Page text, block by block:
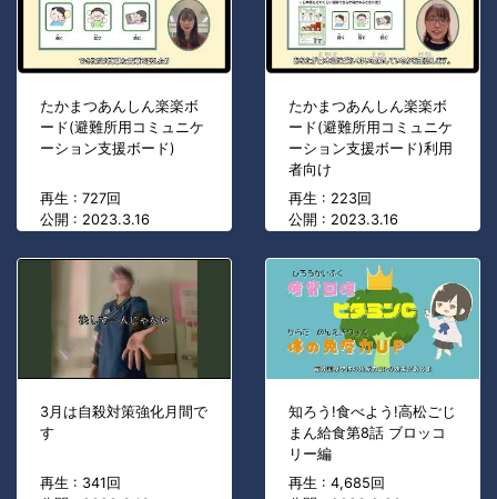
たかまつあんしん楽楽ボ
ード(避難所用コミュニケ
ーション支援ボード)
再生 : 727回
公開 : 2023.3.16
たかまつあんしん楽楽ボ
ード(避難所用コミュニケ
ーション支援ボード)利用
者向け
再生 : 223回
公開 : 2023.3.16
3月は自殺対策強化月間で
す
再生 : 341回
知ろう!食べよう!高松ごじ
まん給食第8話 ブロッコ
リー編
再生 : 4,685回